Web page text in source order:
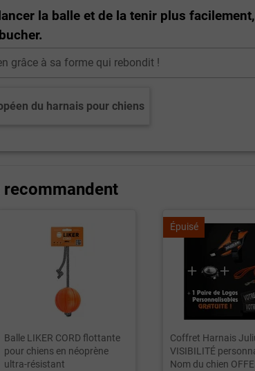
la balle et de la tenir plus
grâce à sa forme qui rebondit !
du harnais pour chiens
Balle LIKER CORD flottante
pour chiens en néoprène
ultra-résistant
Épuisé
Coffret Harnais
VISIBILITÉ
Nom du chien